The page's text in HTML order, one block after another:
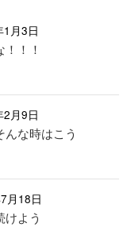
月3日
！！
月9日
んな時はこう
月18日
よう